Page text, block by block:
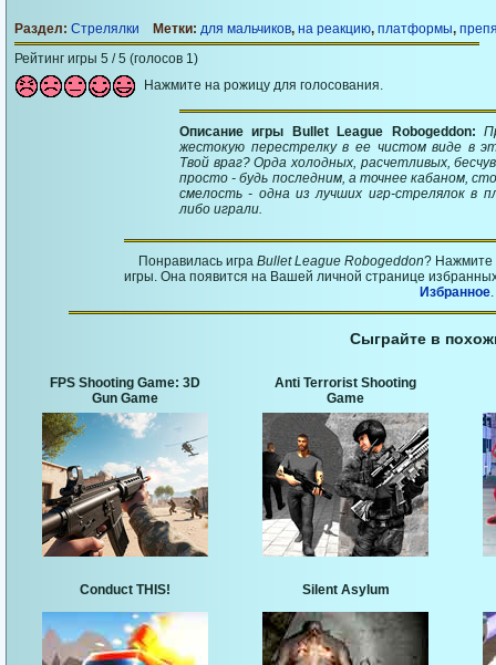
Раздел: Стрелялки Метки: для мальчиков, на реакцию, платформы,
Рейтинг игры 5 / 5 (голосов 1)
Нажмите на рожицу для голосования.
Описание игры Bullet League Robogeddon:
жестокую перестрелку в ее чистом виде в
Твой враг? Орда холодных, расчетливых,
просто - будь последним, а точнее кабаном,
смелость - одна из лучших игр-стрелялок в
либо играли.
Понравилась игра Bullet League Robogeddon? Нажмите
игры. Она появится на Вашей личной странице
Избранное.
Сыграйте в
FPS Shooting Game: 3D
Gun Game
Anti Terrorist Shooting
Game
Conduct THIS! Silent Asylum